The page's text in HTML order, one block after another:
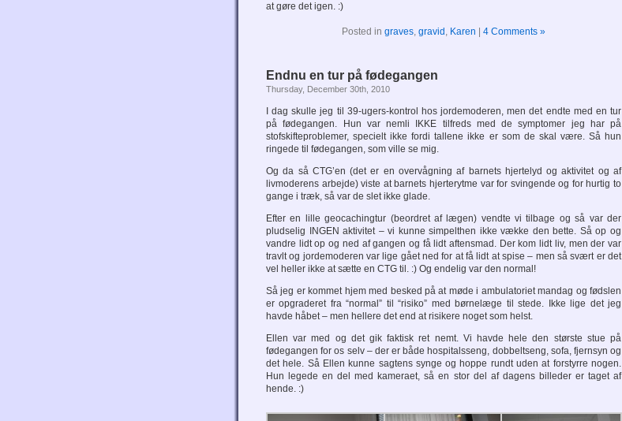
at gøre det igen. :)
Posted in graves, gravid , Karen 4 Comments »
Endnu en tur på fødegangen
Thursday, December 30th, 2010
I dag skulle jeg til 39-ugers-kontrol hos jordemoderen, men det endte med en tur
på fødegangen. Hun var nemli IKKE tilfreds med de symptomer jeg har på
stofskifteproblemer, specielt ikke fordi tallene ikke er som de skal være. Så hun
ringede til fødegangen, som ville se mig.
Og da så CTG’en (det er en overvågning af barnets hjertelyd og aktivitet og af
livmoderens arbejde) viste at barnets hjerterytme var for svingende og for hurtig to
gange i træk, så var de slet ikke glade.
Efter en lille geocachingtur (beordret af lægen) vendte vi tilbage og så var der
pludselig INGEN aktivitet – vi kunne simpelthen ikke vække den bette. Så op og
vandre lidt op og ned af gangen og få lidt aftensmad. Der kom lidt liv, men der var
travlt og jordemoderen var lige gået ned for at få lidt at spise – men så svært er det
vel heller ikke at sætte en CTG til. :) Og endelig var den normal!
Så jeg er kommet hjem med besked på at møde i ambulatoriet mandag og fødslen
er opgraderet fra “normal” til “risiko” med børnelæge til stede. Ikke lige det jeg
havde håbet – men hellere det end at risikere noget som helst.
Ellen var med og det gik faktisk ret nemt. Vi havde hele den største stue på
fødegangen for os selv – der er både hospitalsseng, dobbeltseng, sofa, fjernsyn og
det hele. Så Ellen kunne sagtens synge og hoppe rundt uden at forstyrre nogen.
Hun legede en del med kameraet, så en stor del af dagens billeder er taget af
hende. :)